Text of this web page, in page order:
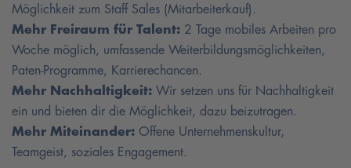
Möglichkeit zum Staff Sales (Mitarbeiterkauf).
Mehr Freiraum für Talent: 2 Tage mobiles Arbeiten pro
Woche möglich, umfassende Weiterbildungsmöglichkeiten,
Paten-Programme, Karrierechancen.
Mehr Nachhaltigkeit: Wir setzen uns für Nachhaltigkeit
ein und bieten dir die Möglichkeit, dazu beizutragen.
Mehr Miteinander: Offene Unternehmenskultur,
Teamgeist, soziales Engagement.